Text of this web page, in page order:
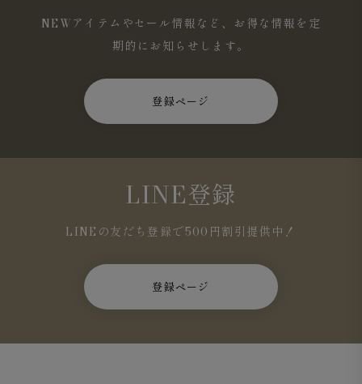
NEWアイテムやセール情報など、お得な情報を定
期的にお知らせします。
登録ページ
LINE登録
LINEの友だち登録で500円割引提供中！
登録ページ